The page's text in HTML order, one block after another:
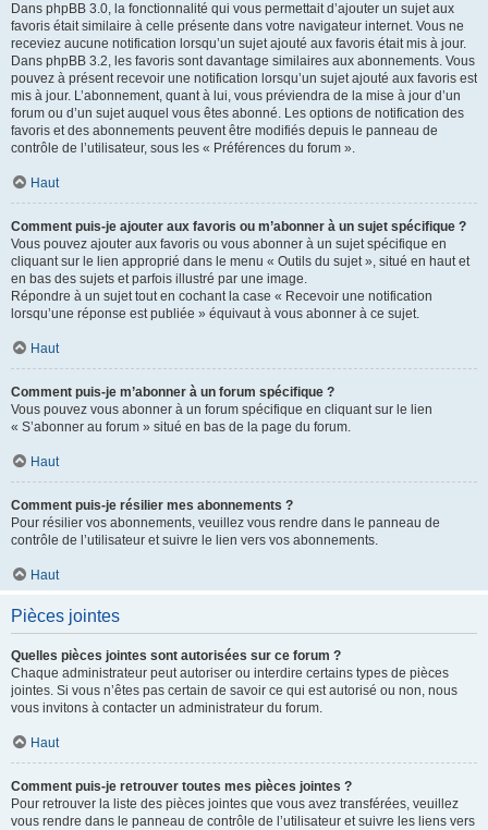
Dans phpBB 3.0, la fonctionnalité qui vous permettait d’ajouter un sujet aux
favoris était similaire à celle présente dans votre navigateur internet. Vous ne
receviez aucune notification lorsqu’un sujet ajouté aux favoris était mis à jour.
Dans phpBB 3.2, les favoris sont davantage similaires aux abonnements. Vous
pouvez à présent recevoir une notification lorsqu’un sujet ajouté aux favoris est
mis à jour. L’abonnement, quant à lui, vous préviendra de la mise à jour d’un
forum ou d’un sujet auquel vous êtes abonné. Les options de notification des
favoris et des abonnements peuvent être modifiés depuis le panneau de
contrôle de l’utilisateur, sous les « Préférences du forum ».
Haut
Comment puis-je ajouter aux favoris ou m’abonner à un sujet spécifique ?
Vous pouvez ajouter aux favoris ou vous abonner à un sujet spécifique en
cliquant sur le lien approprié dans le menu « Outils du sujet », situé en haut et
en bas des sujets et parfois illustré par une image.
Répondre à un sujet tout en cochant la case « Recevoir une notification
lorsqu’une réponse est publiée » équivaut à vous abonner à ce sujet.
Haut
Comment puis-je m’abonner à un forum spécifique ?
Vous pouvez vous abonner à un forum spécifique en cliquant sur le lien
« S’abonner au forum » situé en bas de la page du forum.
Haut
Comment puis-je résilier mes abonnements ?
Pour résilier vos abonnements, veuillez vous rendre dans le panneau de
contrôle de l’utilisateur et suivre le lien vers vos abonnements.
Haut
Pièces jointes
Quelles pièces jointes sont autorisées sur ce forum ?
Chaque administrateur peut autoriser ou interdire certains types de pièces
jointes. Si vous n’êtes pas certain de savoir ce qui est autorisé ou non, nous
vous invitons à contacter un administrateur du forum.
Haut
Comment puis-je retrouver toutes mes pièces jointes ?
Pour retrouver la liste des pièces jointes que vous avez transférées, veuillez
vous rendre dans le panneau de contrôle de l’utilisateur et suivre les liens vers